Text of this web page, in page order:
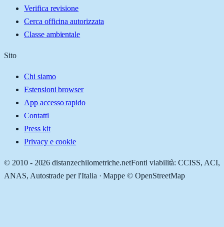
Verifica revisione
Cerca officina autorizzata
Classe ambientale
Sito
Chi siamo
Estensioni browser
App accesso rapido
Contatti
Press kit
Privacy e cookie
© 2010 - 2026 distanzechilometriche.netFonti viabilità: CCISS, ACI,
ANAS, Autostrade per l'Italia · Mappe © OpenStreetMap